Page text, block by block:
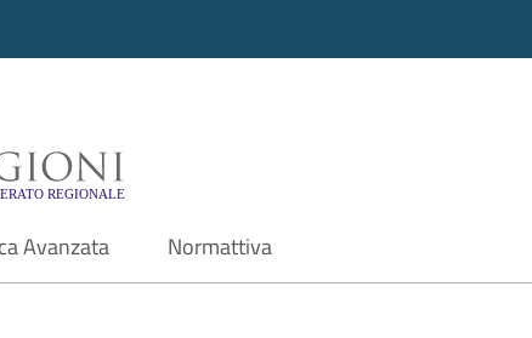
- Motore di ricerca
Avanzata Normattiva